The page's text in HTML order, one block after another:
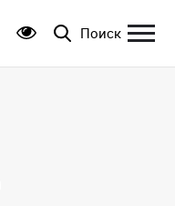
Поиск